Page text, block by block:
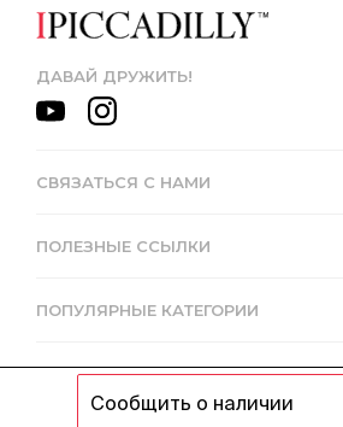
Сообщить о наличии
ДАВАЙ ДРУЖИТЬ!
СВЯЗАТЬСЯ С НАМИ
ПОЛЕЗНЫЕ ССЫЛКИ
ПОПУЛЯРНЫЕ КАТЕГОРИИ
© 2013 - 2026 Интернет-